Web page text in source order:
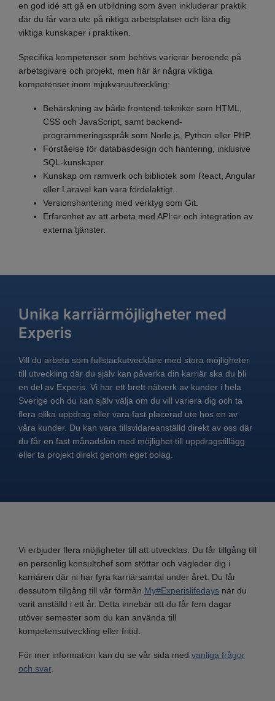
en god idé att gå en utbildning som även inkluderar praktik
där du får vara ute på riktiga arbetsplatser och lära dig
viktiga kunskaper i praktiken.
Specifika kompetenser som behövs varierar beroende på
arbetsgivare och projekt, men här är några viktiga
kompetenser inom mjukvaruutveckling:
Behärskning av både frontend-tekniker som HTML,
CSS och JavaScript, samt backend-
programmeringsspråk som Node.js, Python eller PHP.
Förståelse för databasdesign och hantering, inklusive
SQL-kunskaper.
Kunskap om ramverk och bibliotek som React, Angular
eller Laravel kan vara fördelaktigt.
Versionshantering med verktyg som Git.
Erfarenhet av att arbeta med API:er och integration av
externa tjänster.
Unika karriärmöjligheter med
Experis
Vill du arbeta som fullstackutvecklare med stora möjligheter
till utveckling där du själv kan påverka din karriär ska du bli
en del av Experis. Vi har ett brett nätverk av kunder i hela
Sverige och du kan själv välja om du vill variera dig och ta
flera olika uppdrag eller vara fast placerad ute hos en av
våra kunder. Du kan vara tillsvidareanställd direkt av oss där
du får en fast månadslön med möjlighet till uppdragstillägg
eller ta projekt direkt genom eget bolag.
Vi erbjuder flera möjligheter till att utvecklas. Du får tillgång till
en personlig konsultchef som stöttar och vägleder dig i
karriären där ni har fyra karriärsamtal under året. Du får
dessutom tillgång till vår förmån My#Experislifedays när du
varit anställd i ett år. Detta innebär att du får fem dagar
utöver semester som du kan använda till
kompetensutveckling eller fritid.
För mer information kan du se vår sida med vanliga frågor
och svar.